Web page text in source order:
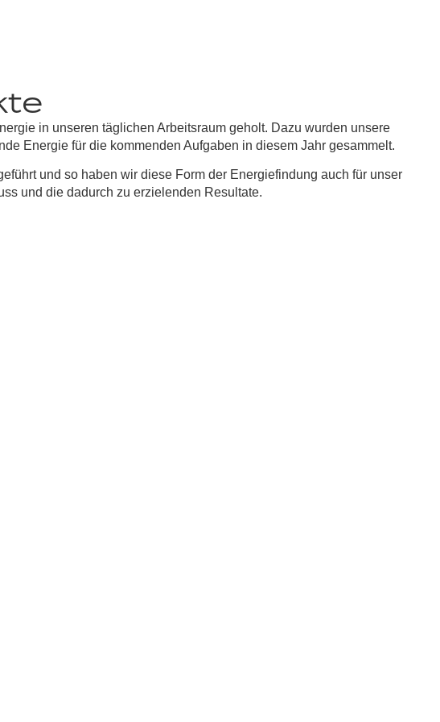
in unseren täglichen Arbeitsraum geholt. Dazu wurden unsere
Energie für die kommenden Aufgaben in diesem Jahr gesammelt.
und so haben wir diese Form der Energiefindung auch für unser
und die dadurch zu erzielenden Resultate.